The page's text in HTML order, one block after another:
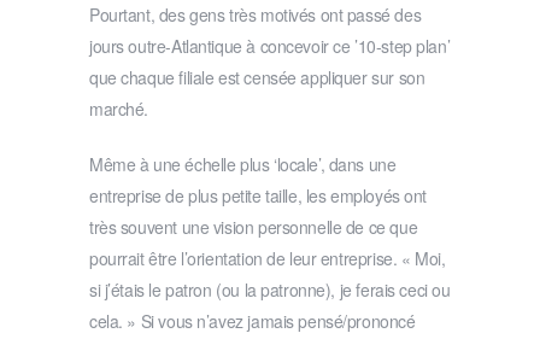
Pourtant, des gens très motivés ont passé des
jours outre-Atlantique à concevoir ce ’10-step plan’
que chaque filiale est censée appliquer sur son
marché.
Même à une échelle plus ‘locale’, dans une
entreprise de plus petite taille, les employés ont
très souvent une vision personnelle de ce que
pourrait être l’orientation de leur entreprise. « Moi,
si j’étais le patron (ou la patronne), je ferais ceci ou
cela. » Si vous n’avez jamais pensé/prononcé